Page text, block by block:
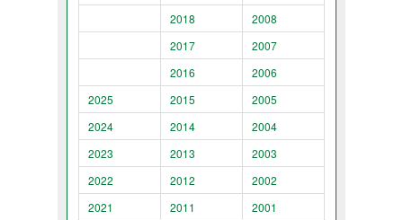
2018
2008
2017
2007
2016
2006
2025
2015
2005
2024
2014
2004
2023
2013
2003
2022
2012
2002
2021
2011 2001